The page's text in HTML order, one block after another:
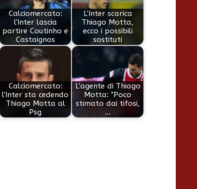
Calciomercato:
l'Inter lascia
partire Coutinho e
Castaignos
L'Inter scarica
Thiago Motta,
ecco i possibili
sostituti
Calciomercato:
l'Inter sta cedendo
Thiago Motta al
Psg
L'agente di Thiago
Motta: "Poco
stimato dai tifosi,
…